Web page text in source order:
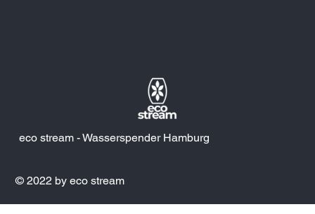
eco stream - Wasserspender Hamburg
© 2022 by eco stream